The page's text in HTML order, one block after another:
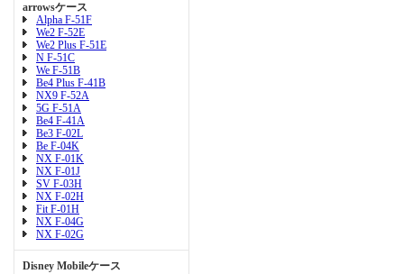
arrowsケース
Alpha F-51F
We2 F-52E
We2 Plus F-51E
N F-51C
We F-51B
Be4 Plus F-41B
NX9 F-52A
5G F-51A
Be4 F-41A
Be3 F-02L
Be F-04K
NX F-01K
NX F-01J
SV F-03H
NX F-02H
Fit F-01H
NX F-04G
NX F-02G
Disney Mobileケース